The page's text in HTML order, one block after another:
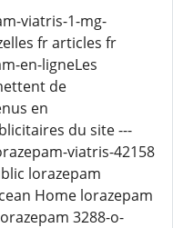
viatris-1-mg-
fr articles fr
en-ligneLes
de
en
du site ---
viatris-42158
lorazepam
Home lorazepam
3288-o-